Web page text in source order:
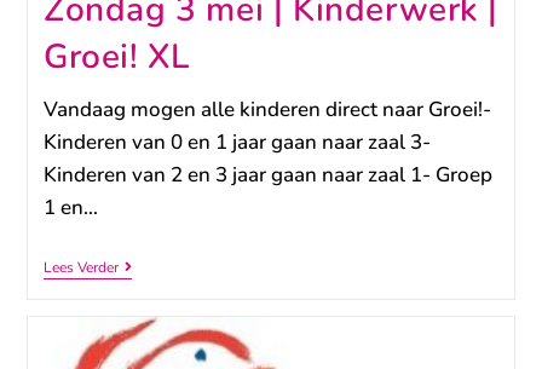
Zondag 3 mei | Kinderwerk |
Groei! XL
Vandaag mogen alle kinderen direct naar Groei!-
Kinderen van 0 en 1 jaar gaan naar zaal 3-
Kinderen van 2 en 3 jaar gaan naar zaal 1- Groep
1 en…
Lees Verder